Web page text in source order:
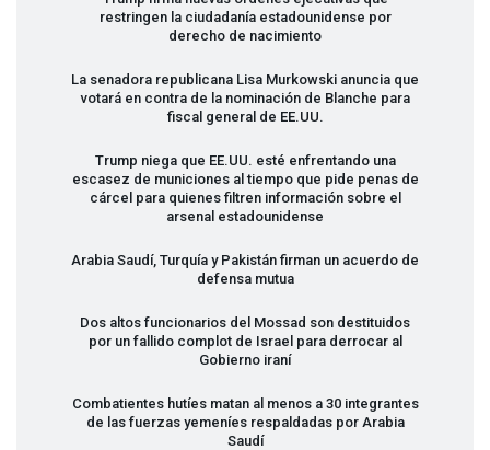
restringen la ciudadanía estadounidense por
derecho de nacimiento
La senadora republicana Lisa Murkowski anuncia que
votará en contra de la nominación de Blanche para
fiscal general de EE.UU.
Trump niega que EE.UU. esté enfrentando una
escasez de municiones al tiempo que pide penas de
cárcel para quienes filtren información sobre el
arsenal estadounidense
Arabia Saudí, Turquía y Pakistán firman un acuerdo de
defensa mutua
Dos altos funcionarios del Mossad son destituidos
por un fallido complot de Israel para derrocar al
Gobierno iraní
Combatientes hutíes matan al menos a 30 integrantes
de las fuerzas yemeníes respaldadas por Arabia
Saudí